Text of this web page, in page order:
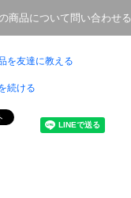
商品について問い合わせる
を友達に教える
続ける